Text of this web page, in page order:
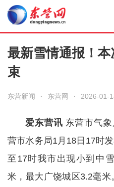
最新雪情通报！
束
东营新闻 · 东营网 · 2026-01-
爱东营讯 东营市气象
营市水务局1月18日17时
至17时我市出现小到中
米，最大广饶城区3.2毫